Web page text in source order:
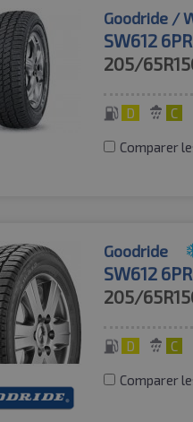
Goodride /
SW612 6PR
205/
D C
Comparer
Goodride
SW612
205/
D C
Comparer